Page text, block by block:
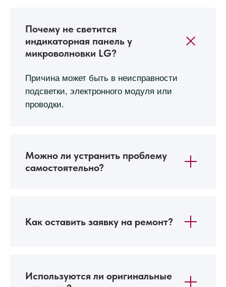
Почему не светится
индикаторная панель у
микроволновки LG?
Причина может быть в неисправности
подсветки, электронного модуля или
проводки.
Можно ли устранить проблему
самостоятельно?
Как оставить заявку на ремонт?
Используются ли оригинальные